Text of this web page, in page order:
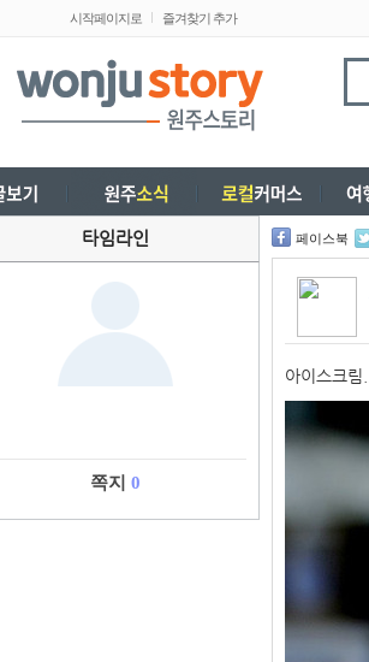
시작페이지로 즐겨찾기 추가
타임라인
쪽지 0
페이스북
아이스크림...